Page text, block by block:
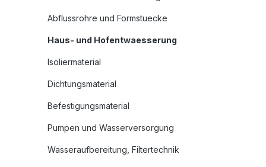
Abflussrohre und Formstuecke
Haus- und Hofentwaesserung
Isoliermaterial
Dichtungsmaterial
Befestigungsmaterial
Pumpen und Wasserversorgung
Wasseraufbereitung, Filtertechnik